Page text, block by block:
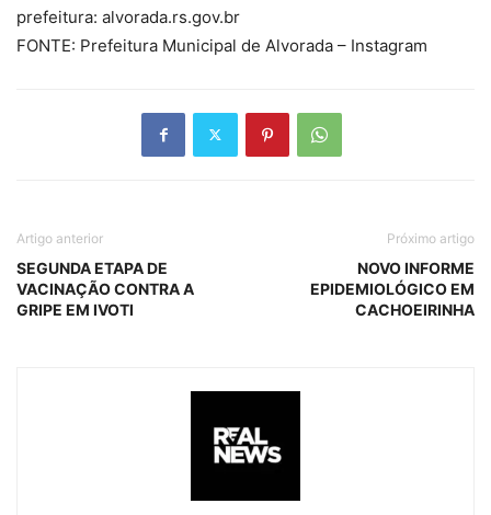
prefeitura: alvorada.rs.gov.br
FONTE: Prefeitura Municipal de Alvorada – Instagram
Artigo anterior
SEGUNDA ETAPA DE
VACINAÇÃO CONTRA A
GRIPE EM IVOTI
Próximo artigo
NOVO INFORME
EPIDEMIOLÓGICO EM
CACHOEIRINHA